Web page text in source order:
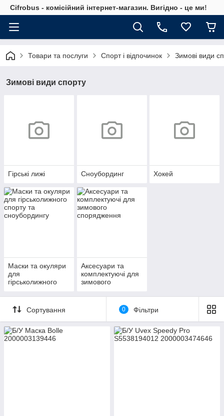
Cifrobus - комiсiйний iнтернет-магазин. Вигiдно - це ми!
Товари та послуги Спорт і відпочинок Зимові види
Зимові види спорту
Гірські лижі Сноубординг Хокей
Маски та окуляри
для
гірськолижного
сноубордингу
Аксесуари та
комплектуючі для
зимового
Сортування 0 Фільтри